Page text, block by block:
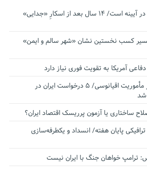
نجات‌دهنده‌ همچنان در آیینه است/ ۱۴ سال بعد از اسکارِ «جدایی»
کسب نخستین نشان «شهر سالم و ایمن»
آمریکا به تقویت فوری نیاز دارد
اقتدار ناوگروه ۱۰۳ در مأموریت‌ اقیانوسی/ ۵ درخواست ایران در
شد
ساختاری یا آزمون پرریسک اقتصاد ایران؟
پایان هفته/ انسداد و یکطرفه‌سازی
ترامپ خواهان جنگ با ایران نیست